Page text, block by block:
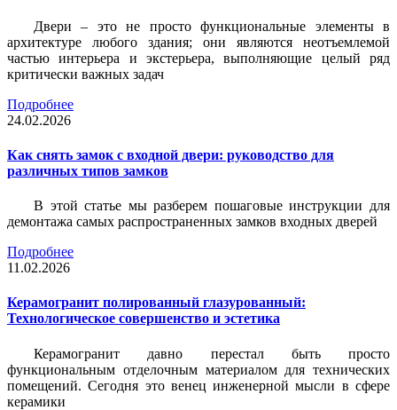
Двери – это не просто функциональные элементы в
архитектуре любого здания; они являются неотъемлемой
частью интерьера и экстерьера, выполняющие целый ряд
критически важных задач
Подробнее
24.02.2026
Как снять замок с входной двери: руководство для
различных типов замков
В этой статье мы разберем пошаговые инструкции для
демонтажа самых распространенных замков входных дверей
Подробнее
11.02.2026
Керамогранит полированный глазурованный:
Технологическое совершенство и эстетика
Керамогранит давно перестал быть просто
функциональным отделочным материалом для технических
помещений. Сегодня это венец инженерной мысли в сфере
керамики